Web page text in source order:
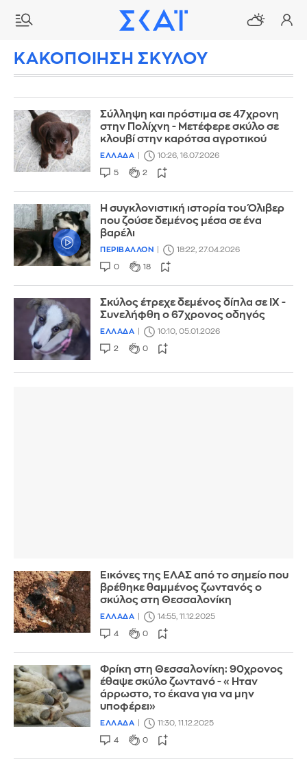
ΚΑΚΟΠΟΙΗΣΗ ΣΚΥΛΟΥ
Σύλληψη και πρόστιμα σε 47χρονη
στην Πολίχνη - Μετέφερε σκύλο σε
κλουβί στην καρότσα αγροτικού
ΕΛΛΑΔΑ 10:26, 16.07.2026
5 2
Η συγκλονιστική ιστορία του Όλιβερ
που ζούσε δεμένος μέσα σε ένα
βαρέλι
ΠΕΡΙΒΑΛΛΟΝ 18:22, 27.04.2026
0 18
Σκύλος έτρεχε δεμένος δίπλα σε ΙΧ -
Συνελήφθη ο 67χρονος οδηγός
ΕΛΛΑΔΑ 10:10, 05.01.2026
2 0
Εικόνες της ΕΛΑΣ από το σημείο που
βρέθηκε θαμμένος ζωντανός ο
σκύλος στη Θεσσαλονίκη
ΕΛΛΑΔΑ 14:55, 11.12.2025
4 0
Φρίκη στη Θεσσαλονίκη: 90χρονος
έθαψε σκύλο ζωντανό - «Ηταν
άρρωστο, το έκανα για να μην
υποφέρει»
ΕΛΛΑΔΑ 11:30, 11.12.2025
4 0